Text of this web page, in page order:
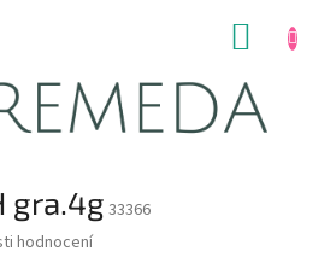
gra.4g 33366
hodnocení